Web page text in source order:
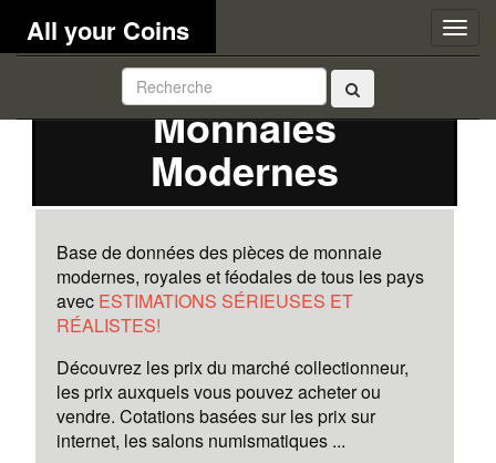
All your Coins
Monnaies
Modernes
Base de données des pièces de monnaie
modernes, royales et féodales de tous les pays
avec ESTIMATIONS SÉRIEUSES ET
RÉALISTES!
Découvrez les prix du marché collectionneur,
les prix auxquels vous pouvez acheter ou
vendre. Cotations basées sur les prix sur
internet, les salons numismatiques ...